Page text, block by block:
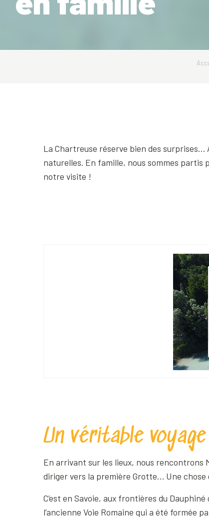
La Chartreuse réserve bien des surprises…
naturelles. En famille, nous sommes partis
notre visite !
Un véritable
En arrivant sur les lieux, nous rencontrons
diriger vers la première Grotte… Une chose
C’est en Savoie, aux frontières du Dauphiné
l’ancienne Voie Romaine qui a été formée